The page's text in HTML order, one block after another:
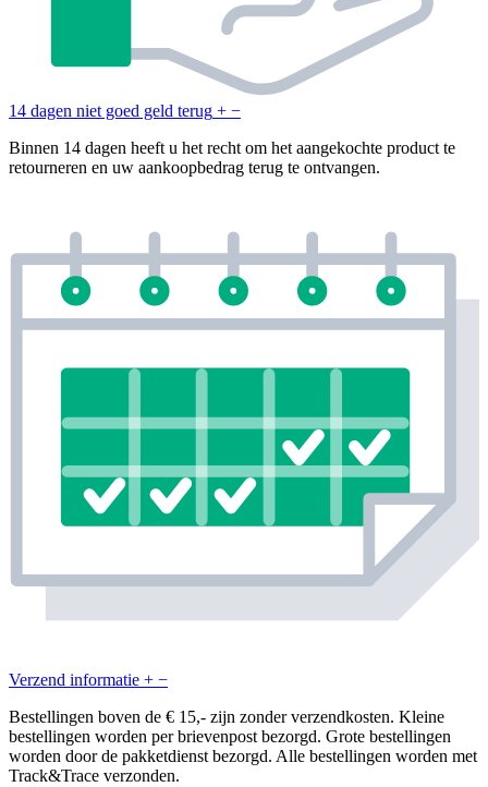
14 dagen niet goed geld terug + −
Binnen 14 dagen heeft u het recht om het aangekochte product te
retourneren en uw aankoopbedrag terug te ontvangen.
Verzend informatie + −
Bestellingen boven de € 15,- zijn zonder verzendkosten. Kleine
bestellingen worden per brievenpost bezorgd. Grote bestellingen
worden door de pakketdienst bezorgd. Alle bestellingen worden met
Track&Trace verzonden.